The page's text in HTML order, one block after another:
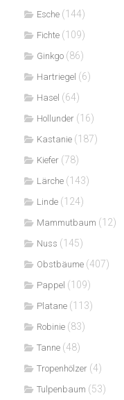
Esche (144)
Fichte (109)
Ginkgo (86)
Hartriegel (6)
Hasel (64)
Hollunder (16)
Kastanie (187)
Kiefer (78)
Lärche (143)
Linde (124)
Mammutbaum (12)
Nuss (145)
Obstbäume (407)
Pappel (109)
Platane (113)
Robinie (83)
Tanne (48)
Tropenhölzer (4)
Tulpenbaum (53)